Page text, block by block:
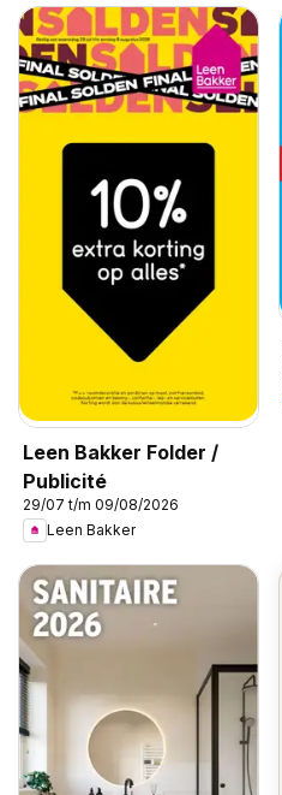
Leen Bakker Folder /
Publicité
29/07 t/m 09/08/2026
Leen Bakker